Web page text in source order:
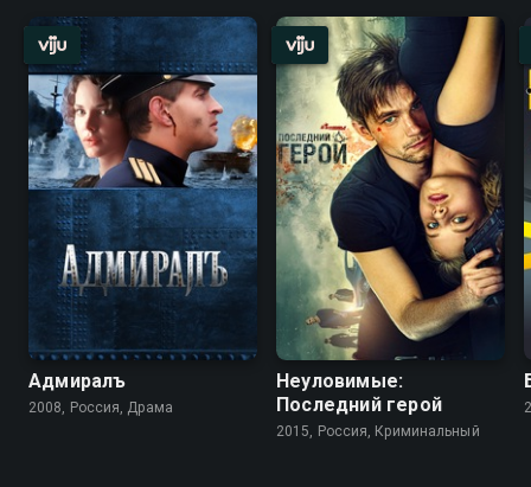
Адмиралъ
2008, Россия, Драма
Неуловимые:
Последний герой
2015, Россия, Криминальный